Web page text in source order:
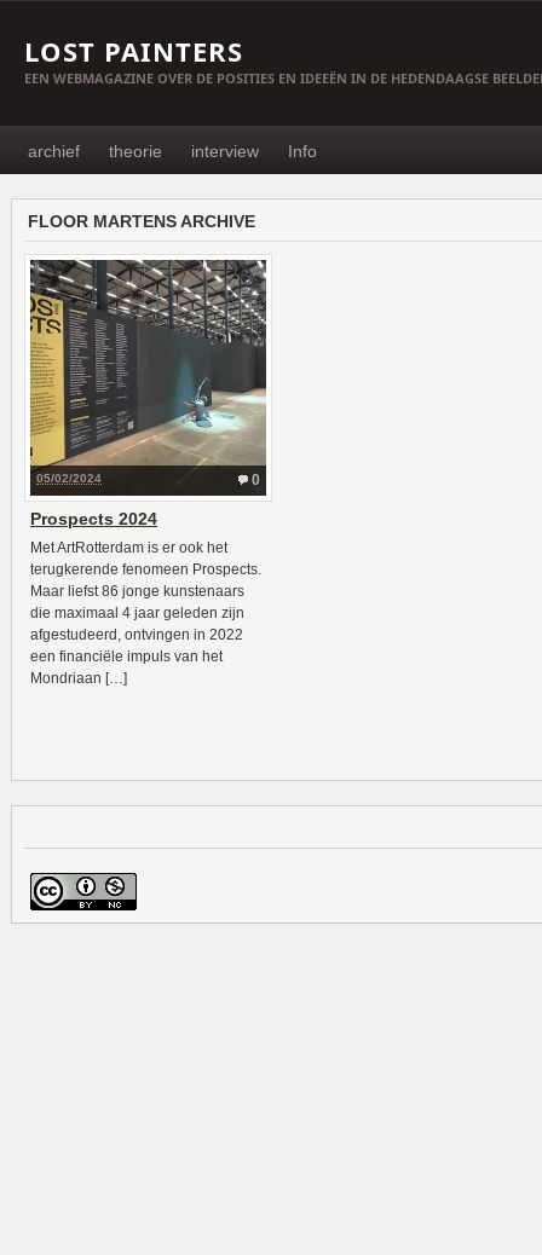
LOST PAINTERS
EEN WEBMAGAZINE OVER DE POSITIES EN IDEEËN IN DE HEDENDAAGSE
archief theorie interview Info
FLOOR MARTENS ARCHIVE
0
05/02/2024
Prospects 2024
Met ArtRotterdam is er ook het
terugkerende fenomeen Prospects.
Maar liefst 86 jonge kunstenaars
die maximaal 4 jaar geleden zijn
afgestudeerd, ontvingen in 2022
een financiële impuls van het
Mondriaan […]